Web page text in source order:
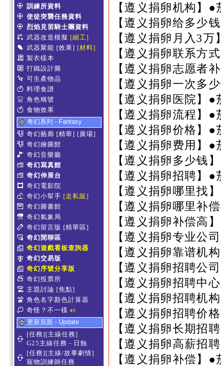
訓練所資料
使徒突襲任務資料
烈焰見習騎士團資料
武器改造模擬 [細工]
武器聚能 [效果] [材料]
製衣樣本
打鐵設計圖
可生產物品
料理食譜
角色稱號
食物效果
奇幻系列 - Fantasy
奇幻藝廊 [精華] [廣場]
奇幻繪圖館
奇幻音樂廳
奇幻寫真館
奇幻伸展台
奇幻電影院
奇幻小幫手 [走私販]
奇幻圖書館
奇幻氣象局
奇幻留言版 [精華區]
奇幻閒聊區
奇幻遊戲看板查詢器
奇幻交易版
奇幻序號分享版
奇幻投票所
主題討論 [焦點]
角色名字顏色計算器
奇怪？不一樣 #5
更新頁面 - Update
[任務][主線任務]
G25主線任務 - 日蝕
[任務][主線/故事劇情]
寵物訓練師任務
【遵义捐卵机构】
【遵义捐卵给多少
【遵义捐卵月入3
【遵义捐卵联系方
【遵义捐卵志愿者
【遵义捐卵一次多
【遵义捐卵医院】
【遵义捐卵流程】
【遵义捐卵价格】
【遵义捐卵费用】
【遵义捐卵多少钱
【遵义捐卵招聘】
【遵义捐卵哪里找
【遵义捐卵哪里补
【遵义捐卵补偿高
【遵义捐卵专业公
【遵义捐卵靠谱机
【遵义捐卵招聘公
【遵义捐卵招聘中
【遵义捐卵招聘机
【遵义捐卵招聘价
【遵义捐卵长期招
【遵义捐卵高薪招
【遵义捐卵补偿】